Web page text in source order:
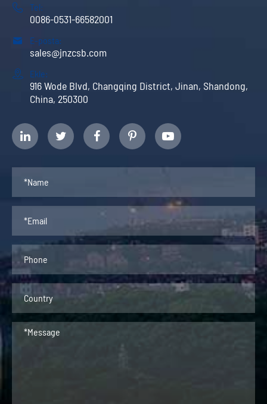
 Tel:
0086-0531-66582001
 E-posta:
sales@jnzcsb.com
 Ekle:
916 Wode Blvd, Changqing District, Jinan, Shandong,
China, 250300